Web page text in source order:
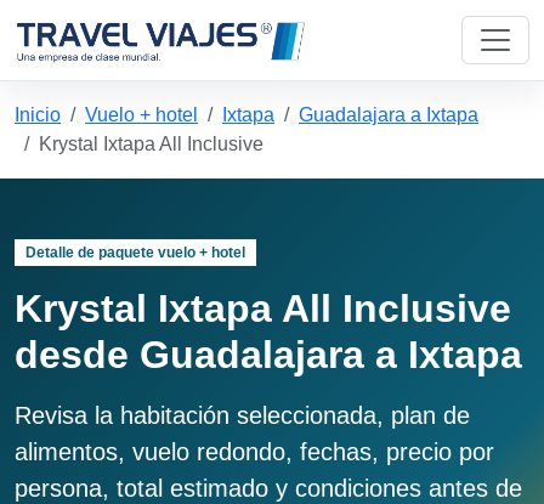
Inicio Vuelo + hotel Ixtapa
Guadalajara a Ixtapa
Krystal Ixtapa All Inclusive
Detalle de paquete vuelo + hotel
Krystal Ixtapa All Inclusive
desde Guadalajara a Ixtapa
Revisa la habitación seleccionada, plan de
alimentos, vuelo redondo, fechas, precio por
persona, total estimado y condiciones antes de